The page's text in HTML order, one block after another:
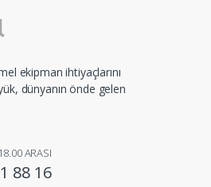
ekipman ihtiyaçlarını
dünyanın önde gelen
ARASI
88 16